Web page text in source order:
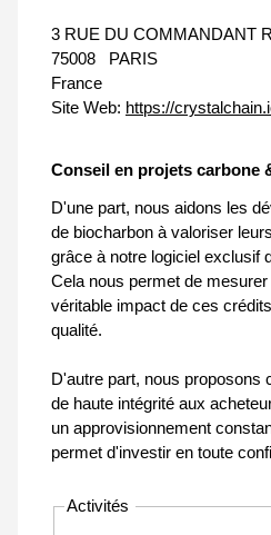
3 RUE DU COMMANDANT
75008
PARIS
France
Site Web: https://
Conseil en projets carbone
D'une part, nous aidons les
de biocharbon à valoriser
grâce à notre logiciel exclusif
Cela nous permet de
véritable impact de ces
qualité.
D'autre part, nous proposons
de haute intégrité aux
un approvisionnement
permet d'investir en toute
Activités